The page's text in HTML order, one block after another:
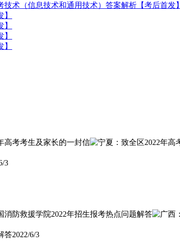
术（信息技术和通用技术）答案解析【考后首发】
3
答2022/6/3